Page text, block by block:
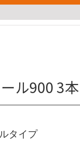
ル900 3
タイプ